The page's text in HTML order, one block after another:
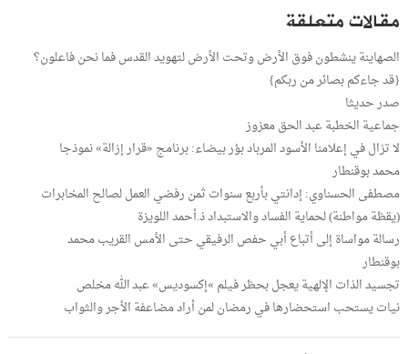
مقالات متعلقة
الصهاينة ينشطون فوق الأرض وتحت الأرض لتهويد القدس فما نحن فاعلون؟
{قد جاءكم بصائر من ربكم}
صدر حديثا
جماعية الخطبة عبد الحق معزوز
لا تزال في إعلامنا الأسود المرباد بؤر بيضاء: برنامج «قرار إزالة» نموذجا
محمد بوقنطار
مصطفى الحسناوي: إدانتي بأربع سنوات ثمن رفضي العمل لصالح المخابرات
(يقظة مواطنة) لحماية الفساد والاستبداد ذ.أحمد اللويزة
رسالة مواساة إلى أتباع أبي حفص الرفيقي حتى الأمس القريب محمد
بوقنطار
تجسيد الذات الإلهية يعجل بحظر فيلم »إكسوديس» عبد الله مخلص
نيات يستحب استحضارها في رمضان لمن أراد مضاعفة الأجر والثواب